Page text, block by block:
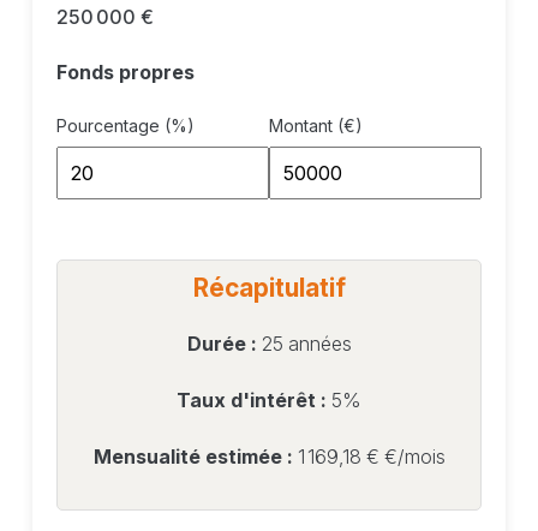
250 000 €
Fonds propres
Pourcentage (%) Montant (€)
Récapitulatif
Durée : 25 années
Taux d'intérêt : 5%
Mensualité estimée : 1 169,18 € €/mois